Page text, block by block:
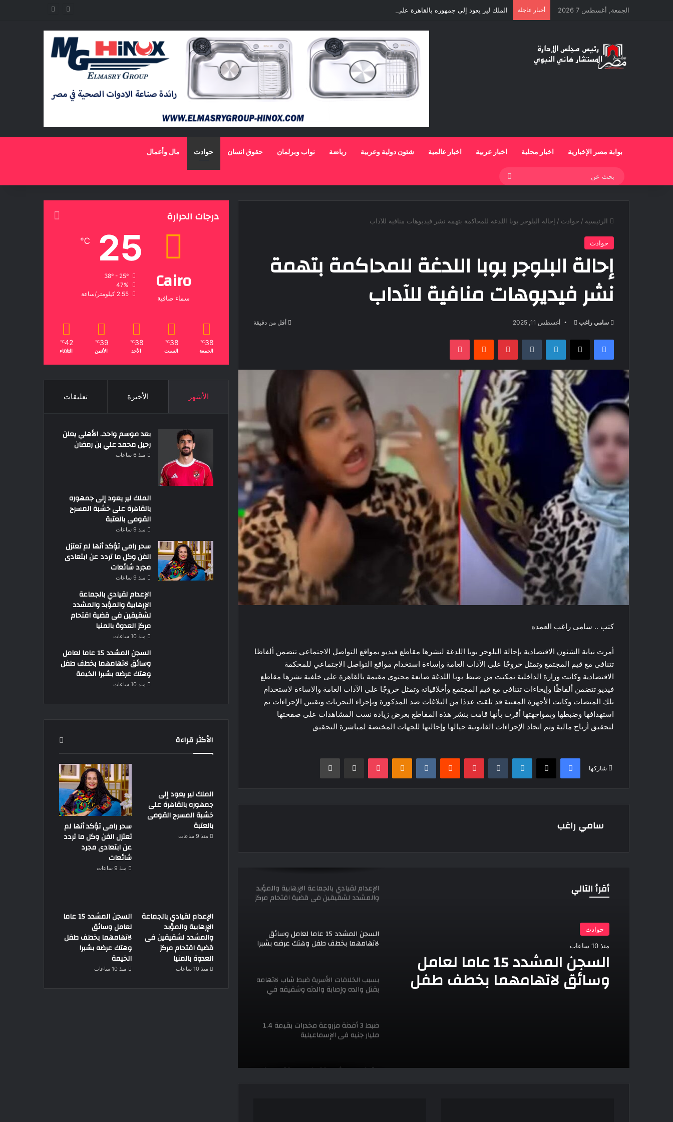
الجمعة, أغسطس 7 2026 أخبار عاجلة الملك لير يعود إلى جمهوره بالقاهرة على خشبة المسرح القومى بالعتبة
بوابة مصر الإخبارية اخبار محلية اخبار عربية اخبار عالمية شئون دولية وعربية رياضة نواب وبرلمان حقوق انسان حوادث مال وأعمال
الرئيسية / حوادث / إحالة البلوجر بوبا اللدغة للمحاكمة بتهمة نشر فيديوهات منافية للآداب
حوادث
إحالة البلوجر بوبا اللدغة للمحاكمة بتهمة
نشر فيديوهات منافية للآداب
سامي راغب
أرسل
إلكترونيا
أغسطس 11, 2025 أقل من دقيقة
فيسبوك ‫X لينكدإن بينتيريست ‫Pocket
كتب .. سامى راغب العمده
أمرت نيابة الشئون الاقتصادية بإحالة البلوجر بوبا اللدغة لنشرها مقاطع فيديو بمواقع التواصل الاجتماعي تتضمن ألفاظا
تتنافى مع قيم المجتمع وتمثل خروجًا على الآداب العامة وإساءة استخدام مواقع التواصل الاجتماعي للمحكمة
الاقتصادية وكانت وزارة الداخلية تمكنت من ضبط بوبا اللدغة صانعة محتوى مقيمة بالقاهرة على خلفية نشرها مقاطع
فيديو تتضمن ألفاظًا وإيحاءات تتنافى مع قيم المجتمع وأخلاقياته وتمثل خروجًا على الآداب العامة والاساءة لاستخدام
تلك المنصات وكانت الأجهزة المعنية قد تلقت عددًا من البلاغات ضد المذكورة وبإجراء التحريات وتقنين الإجراءات تم
استهدافها وضبطها وبمواجهتها أقرت بأنها قامت بنشر هذه المقاطع بغرض زيادة نسب المشاهدات على صفحتها
لتحقيق أرباح مالية وتم اتخاذ الإجراءات القانونية حيالها وإحالتها للجهات المختصة لمباشرة التحقيق
شاركها
فيسبوك ‫X لينكدإن بينتيريست Odnoklassniki
‫Pocket مشاركة عبر البريد طباعة
سامي راغب
أقرأ التالي
حوادث
منذ 10 ساعات
السجن المشدد 15 عاما لعامل
وسائق لاتهامهما بخطف طفل
وهتك عرضه بشبرا الخيمة
ادعى أنه قاضى وصور نفسه داخل
المحكمة بعد دفع رشاوى لموظفين
3ملايين جنية
القبض على 3 متهمين بتهمة غسل 130
مليون جنيه من تجارة السلاح
عرض سيدة والتحرش بها فى أحد شوارع
الوراق
الإعدام لقيادي بالجماعة الإرهابية والمؤبد
والمشدد لشقيقين فى قضية اقتحام مركز
السجن المشدد 15 عاما لعامل وسائق
لاتهامهما بخطف طفل وهتك عرضه بشبرا
بسبب الخلافات الأسرية ضبط شاب لاتهامه
بقتل والده وإصابة والدته وشقيقه في
ضبط 3 أفدنة مزروعة مخدرات بقيمة 1.4
مليار جنيه فى الإسماعيلية
القبض على شاب قتل زوج طليقته العرفى
درجات الحرارة
Cairo
سماء صافية
25
℃
47%
2.55 كيلومتر/ساعة
38
℃
الجمعة
38
℃
السبت
38
℃
الأحد
39
℃
الأثنين
42
℃
الثلاثاء
الأشهر الأخيرة تعليقات
بعد موسم واحد.. الأهلي يعلن
رحيل محمد علي بن رمضان
منذ 6 ساعات
الملك لير يعود إلى جمهوره
بالقاهرة على خشبة المسرح
القومى بالعتبة
منذ 9 ساعات
سحر رامى تؤكد أنها لم تعتزل
الفن وكل ما تردد عن ابتعادى
مجرد شائعات
منذ 9 ساعات
الإعدام لقيادي بالجماعة
الإرهابية والمؤبد والمشدد
لشقيقين فى قضية اقتحام
مركز العدوة بالمنيا
منذ 10 ساعات
السجن المشدد 15 عاما لعامل
وسائق لاتهامهما بخطف طفل
وهتك عرضه بشبرا الخيمة
منذ 10 ساعات
الأكثر قراءة
الملك لير يعود إلى
جمهوره بالقاهرة على
خشبة المسرح القومى
بالعتبة
منذ 9 ساعات
سحر رامى تؤكد أنها لم
تعتزل الفن وكل ما تردد
عن ابتعادى مجرد
شائعات
منذ 9 ساعات
الإعدام لقيادي بالجماعة
الإرهابية والمؤبد
والمشدد لشقيقين فى
قضية اقتحام مركز
العدوة بالمنيا
منذ 10 ساعات
السجن المشدد 15 عاما
لعامل وسائق
لاتهامهما بخطف طفل
وهتك عرضه بشبرا
الخيمة
منذ 10 ساعات